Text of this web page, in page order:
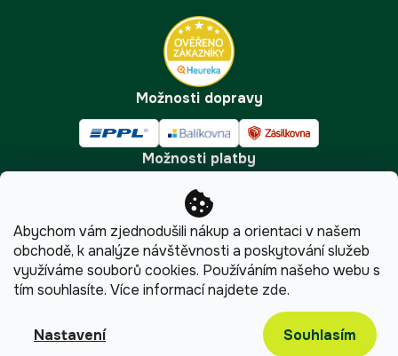
Abychom vám zjednodušili nákup a orientaci v našem
obchodě, k analýze návštěvnosti a poskytování služeb
využíváme souborů cookies. Používáním našeho webu s
tím souhlasíte. Více informací najdete zde.
Nastavení Souhlasím
Možnosti dopravy
Možnosti platby
mime digital
Copyright 2026Pijumate.cz. Všechna práva vyhrazena.
Upravit nastavení cookies